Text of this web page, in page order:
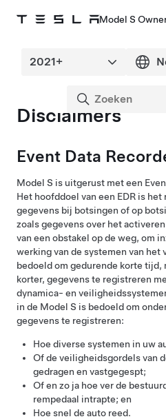
Model S
Disclaimers
Event Data
Model S is uitgerust met een
Het hoofddoel van een EDR is
gegevens bij botsingen of op
zoals gegevens over het
van een obstakel op de weg, om
werking van de systemen van het
bedoeld om gedurende korte
korter, gegevens te registreren
dynamica- en
in de Model S is bedoeld om
gegevens te registreren:
Hoe diverse systemen in uw
Of de veiligheidsgordels van
gedragen en vastgegespt;
Of en zo ja hoe ver de
rempedaal intrapte; en
Hoe snel de auto reed.